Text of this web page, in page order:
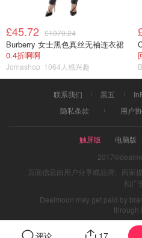
评论 17
£45.72 £1070.24
Burberry 女士黑色真丝无袖连衣裙
0.4折啊啊
Jomashop 1064人感兴趣
联系我们 黑五
隐私条款
用户
触屏版 电脑版
页面信息由用户分享或品牌、商家
扣广
Dealmoon may get paid by
through